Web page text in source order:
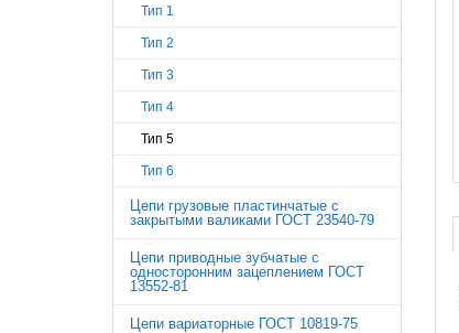
Тип 1
Тип 2
Тип 3
Тип 4
Тип 5
Тип 6
Цепи грузовые пластинчатые с
закрытыми валиками ГОСТ 23540-79
Цепи приводные зубчатые с
односторонним зацеплением ГОСТ
13552-81
Цепи вариаторные ГОСТ 10819-75